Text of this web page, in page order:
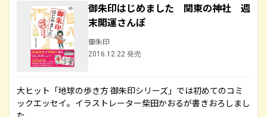
御朱印はじめました 関東の神社 週
末開運さんぽ
御朱印
2016.12.22 発売
大ヒット「地球の歩き方 御朱印シリーズ」では初めてのコミ
ックエッセイ。イラストレーター柴田かおるが書きおろしまし